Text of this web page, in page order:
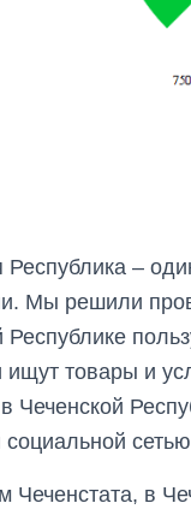
Республика –
Мы решили
Республике
ищут товары и
Чеченской
социальной
Чеченстата, в